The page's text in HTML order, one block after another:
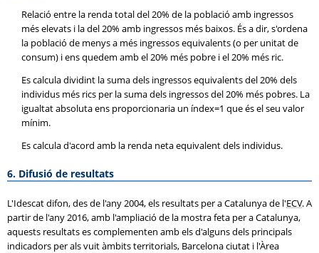
Relació entre la renda total del 20% de la població amb ingressos
més elevats i la del 20% amb ingressos més baixos. És a dir, s'ordena
la població de menys a més ingressos equivalents (o per unitat de
consum) i ens quedem amb el 20% més pobre i el 20% més ric.
Es calcula dividint la suma dels ingressos equivalents del 20% dels
individus més rics per la suma dels ingressos del 20% més pobres. La
igualtat absoluta ens proporcionaria un índex=1 que és el seu valor
mínim.
Es calcula d'acord amb la renda neta equivalent dels individus.
6. Difusió de resultats
L'Idescat difon, des de l'any 2004, els resultats per a Catalunya de l'ECV. A
partir de l'any 2016, amb l'ampliació de la mostra feta per a Catalunya,
aquests resultats es complementen amb els d'alguns dels principals
indicadors per als vuit àmbits territorials, Barcelona ciutat i l'Àrea